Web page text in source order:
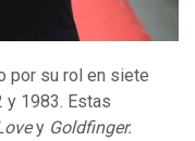
por su rol en siete
y 1983. Estas
y Goldfinger.